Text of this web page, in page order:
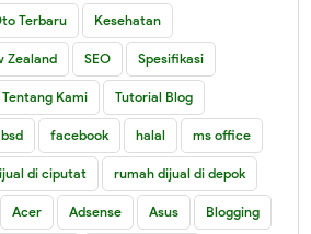
Terbaru Kesehatan
Zealand SEO Spesifikasi
Tentang Kami Tutorial Blog
bsd facebook halal ms office
di ciputat rumah dijual di depok
Acer Adsense Asus Blogging